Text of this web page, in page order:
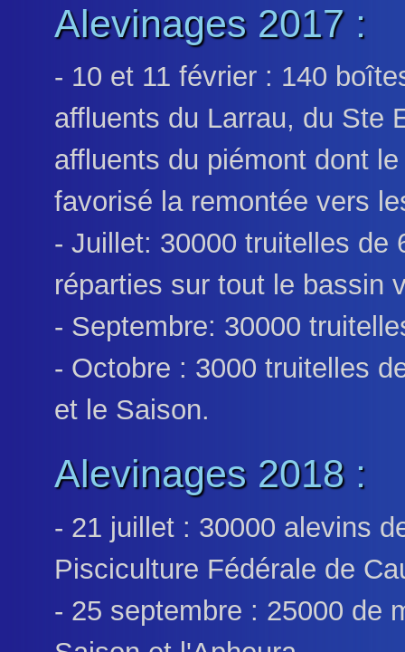
Alevinages 2017 :
- 10 et 11 février : 140
affluents du Larrau, du Ste
affluents du piémont dont
favorisé la remontée vers
- Juillet: 30000 truitelles de
réparties sur tout le bassin
- Septembre: 30000
- Octobre : 3000 truitelles
et le Saison.
Alevinages 2018 :
- 21 juillet : 30000 alevins
Pisciculture Fédérale de
- 25 septembre : 25000 de